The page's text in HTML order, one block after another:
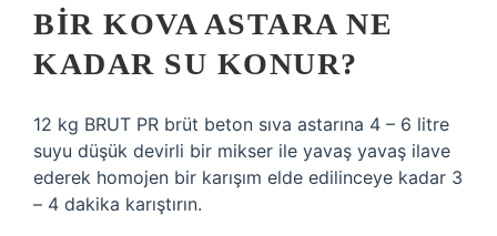
BIR KOVA ASTARA NE
KADAR SU KONUR?
12 kg BRUT PR brüt beton sıva astarına 4 – 6 litre
suyu düşük devirli bir mikser ile yavaş yavaş ilave
ederek homojen bir karışım elde edilinceye kadar 3
– 4 dakika karıştırın.